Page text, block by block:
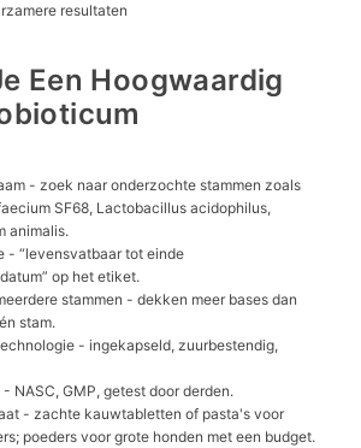
resultaten
Een Hoogwaardig
- zoek naar onderzochte stammen zoals
SF68, Lactobacillus acidophilus,
animalis.
- “levensvatbaar tot einde
op het etiket.
stammen - dekken meer bases dan
stam.
- ingekapseld, zuurbestendig,
NASC, GMP, getest door derden.
- zachte kauwtabletten of pasta's voor
poeders voor grote honden met een budget.